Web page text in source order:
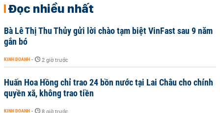
Đọc nhiều nhất
Bà Lê Thị Thu Thủy gửi lời chào tạm biệt VinFast sau 9 năm
gắn bó
KINH DOANH - 2 giờ trước
Huấn Hoa Hồng chỉ trao 24 bồn nước tại Lai Châu cho chính
quyền xã, không trao tiền
KINH DOANH - 8 giờ trước